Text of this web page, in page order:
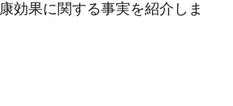
効果に関する事実を紹介しま